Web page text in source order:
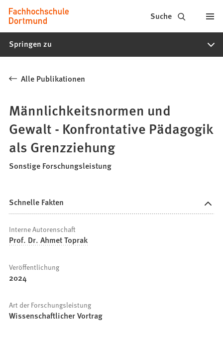
Inhalt anspringen
Fachhochschule
Dortmund
-
Studiengänge,
Bewerbung
Suche
Springen zu
Alle Publikationen
Männlichkeitsnormen und
Gewalt - Konfrontative Pädagogik
als Grenzziehung
Sonstige Forschungsleistung
Schnelle Fakten
Interne Autorenschaft
Prof. Dr. Ahmet Toprak
Veröffentlichung
2024
Art der Forschungsleistung
Wissenschaftlicher Vortrag